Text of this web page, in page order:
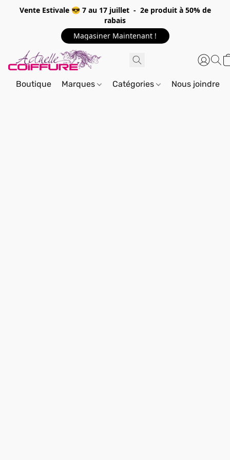
Vente Estivale 😎 7 au 17 juillet - 2e produit à 50% de
rabais
Magasiner Maintenant !
Boutique Marques Catégories Nous joindre